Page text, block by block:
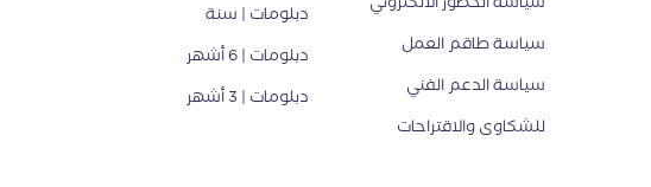
سياسة طاقم العمل
سياسة الدعم الفني
للشكاوى والاقتراحات
دبلومات | سنة
دبلومات | 6 أشهر
دبلومات | 3 أشهر